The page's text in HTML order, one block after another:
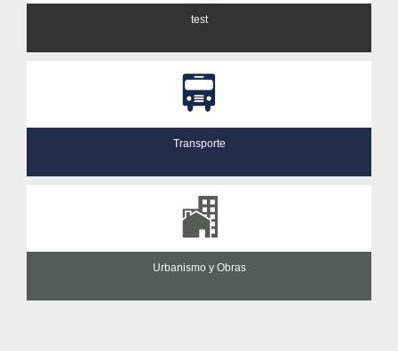
test
Transporte
Urbanismo y Obras